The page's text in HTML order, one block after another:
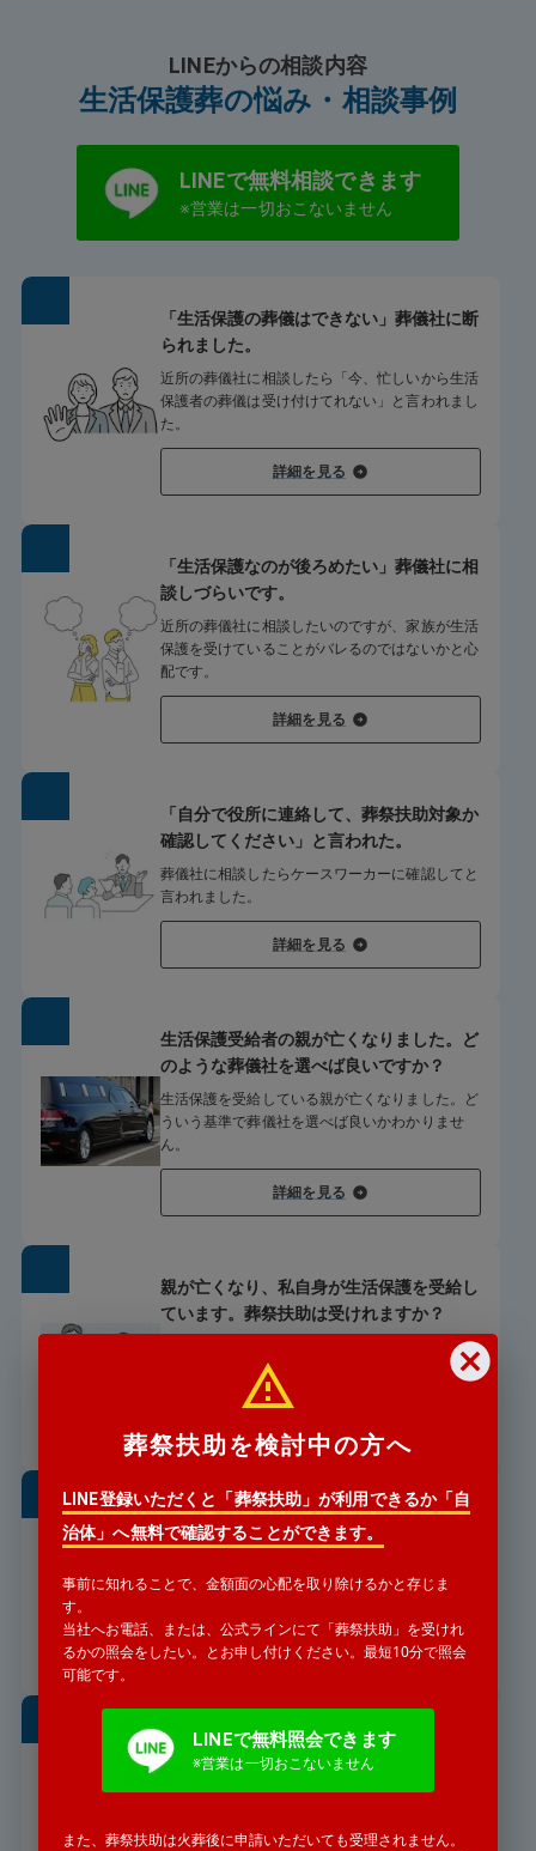
LINEからの相談内容
生活保護葬の悩み・相談事例
LINEで無料相談できます
※営業は一切おこないません
「生活保護の葬儀はできない」葬儀社に断
られました。
近所の葬儀社に相談したら「今、忙しいから生活
保護者の葬儀は受け付けてれない」と言われまし
た。
詳細を見る
「生活保護なのが後ろめたい」葬儀社に相
談しづらいです。
近所の葬儀社に相談したいのですが、家族が生活
保護を受けていることがバレるのではないかと心
配です。
詳細を見る
「自分で役所に連絡して、葬祭扶助対象か
確認してください」と言われた。
葬儀社に相談したらケースワーカーに確認してと
言われました。
詳細を見る
生活保護受給者の親が亡くなりました。ど
のような葬儀社を選べば良いですか？
生活保護を受給している親が亡くなりました。ど
ういう基準で葬儀社を選べば良いかわかりませ
ん。
詳細を見る
親が亡くなり、私自身が生活保護を受給し
ています。葬祭扶助は受けれますか？
私が生活保護を受給しているのですが、葬祭扶助
は受けれますか？
親が亡くなったと、警察署から連絡があり
ました。どうすればいいですか？
から連絡がありました。
詳細を見る
遠方からでも葬儀の手配は可能
ですか
「遠方の親戚が亡くなったと」警察
葬祭扶助を検討中の方へ
LINE登録いただくと「葬祭扶助」が利用できるか「自
治体」へ無料で確認することができます。
事前に知れることで、金額面の心配を取り除けるかと存じま
す。
当社へお電話、または、公式ラインにて「葬祭扶助」を受けれ
るかの照会をしたい。とお申し付けください。最短10分で照会
可能です。
LINEで無料照会できます
※営業は一切おこないません
また、葬祭扶助は火葬後に申請いただいても受理されません。